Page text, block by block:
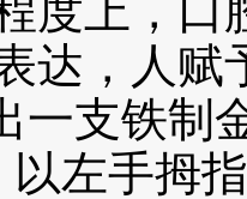
度上，口
达，人赋
支铁制
以左手拇